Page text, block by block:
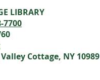
LIBRARY
7700
Cottage, NY 10989